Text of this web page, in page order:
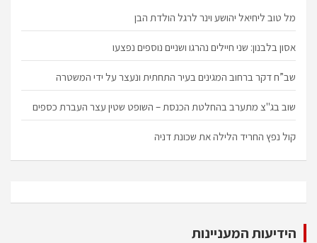
מל טוב ליחיאל יהושע וינר לרגל הולדת הבן
אסון בלבנון: שני חיילים נהרגו ושניים נוספים נפצעו
שב”ח דקר ברחוב המגינים בעיר התחתית ונעצר על ידי המשטרה
שוב בג"צ מתערב בהחלטת הכנסת – השופט שטין עצר העברת כספים
קול נפץ החריד הלילה את שכונת דניה
הידיעות המעניינות